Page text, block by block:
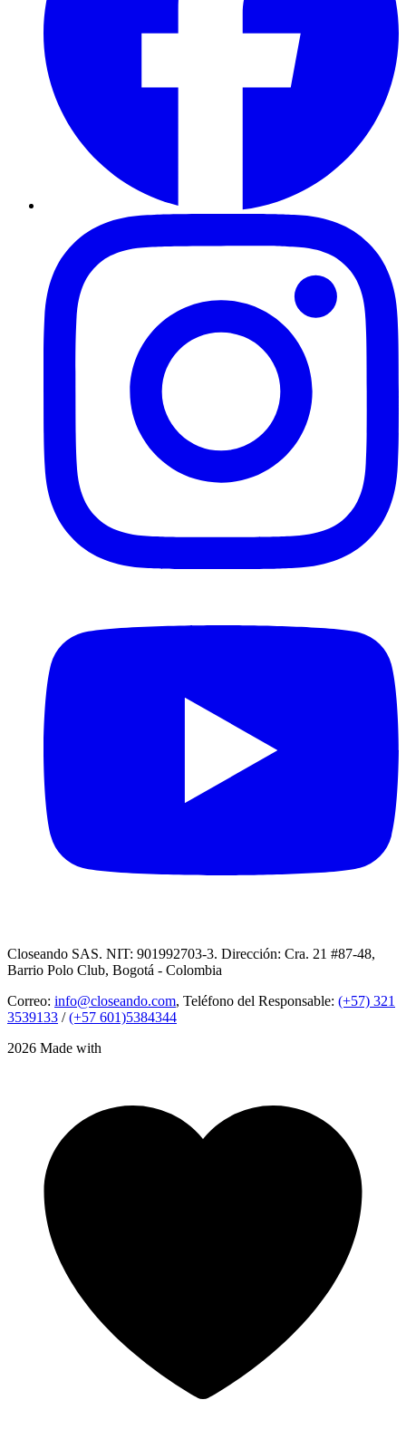
Closeando SAS. NIT: 901992703-3. Dirección: Cra. 21 #87-48,
Barrio Polo Club, Bogotá - Colombia
Correo: info@closeando.com, Teléfono del Responsable: (+57) 321
3539133 /(+57 601)5384344
2026 Made with